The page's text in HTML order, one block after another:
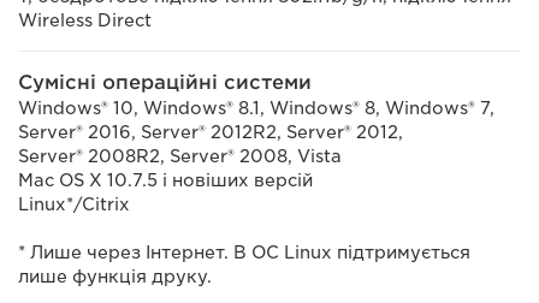
Wireless Direct
Сумісні операційні системи
Windows® 10, Windows® 8.1, Windows® 8, Windows® 7,
Server® 2016, Server® 2012R2, Server® 2012,
Server® 2008R2, Server® 2008, Vista
Mac OS X 10.7.5 і новіших версій
Linux*/Citrix
* Лише через Інтернет. В ОС Linux підтримується
лише функція друку.